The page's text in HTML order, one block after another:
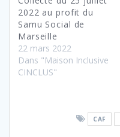
2022 au profit du
Samu Social de
Marseille
22 mars 2022
Dans "Maison Inclusive
CINCLUS"
CAF